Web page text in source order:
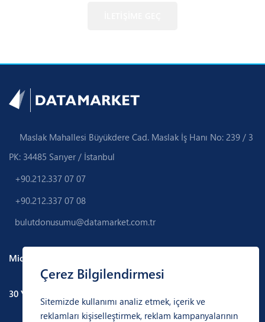
Maslak Mahallesi Büyükdere Cad. Maslak İş Hanı No: 239 / 3
PK: 34485 Sarıyer / İstanbul
+90.212.337 07 07
+90.212.337 07 08
bulutdonusumu@datamarket.com.tr
Microsoft Azure Yetkinliklerimiz
30 Yıllık Deneyim
Çerez Bilgilendirmesi
Sitemizde kullanımı analiz etmek, içerik ve
reklamları kişiselleştirmek, reklam kampanyalarının